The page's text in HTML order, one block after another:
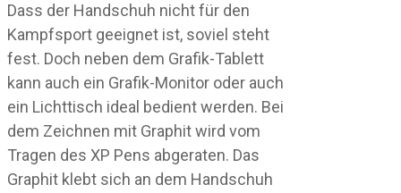
Dass der Handschuh nicht für den
Kampfsport geeignet ist, soviel steht
fest. Doch neben dem Grafik-Tablett
kann auch ein Grafik-Monitor oder auch
ein Lichttisch ideal bedient werden. Bei
dem Zeichnen mit Graphit wird vom
Tragen des XP Pens abgeraten. Das
Graphit klebt sich an dem Handschuh